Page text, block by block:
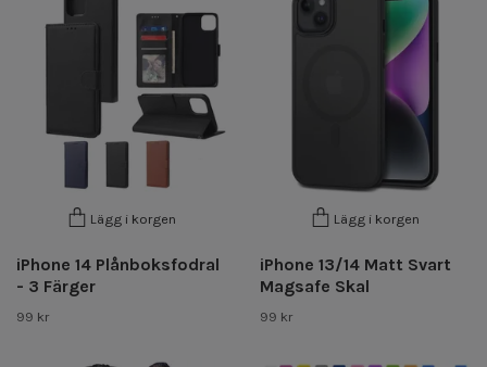
Lägg i korgen
iPhone 14 Plånboksfodral
- 3 Färger
99 kr
Lägg i korgen
iPhone 13/14 Matt Svart
Magsafe Skal
99 kr